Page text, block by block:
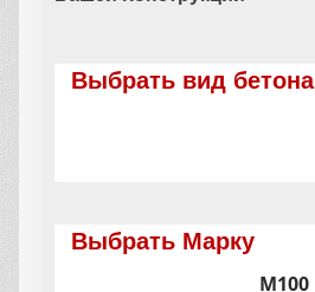
Выбрать вид бетона
Выбрать Марку